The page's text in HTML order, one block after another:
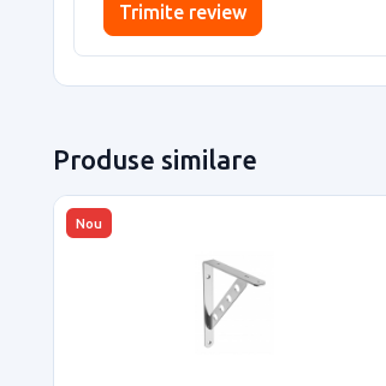
Trimite review
Produse similare
Nou